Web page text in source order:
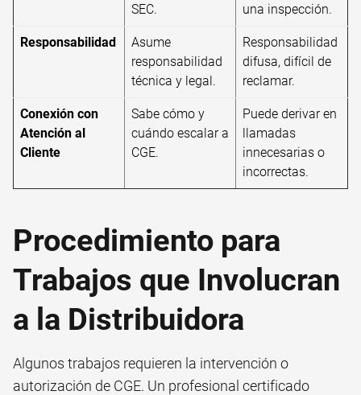
SEC.
una inspección.
Responsabilidad
Asume
responsabilidad
técnica y legal.
Responsabilidad
difusa, difícil de
reclamar.
Conexión con
Atención al
Cliente
Sabe cómo y
cuándo escalar a
CGE.
Puede derivar en
llamadas
innecesarias o
incorrectas.
Procedimiento para
Trabajos que Involucran
a la Distribuidora
Algunos trabajos requieren la intervención o
autorización de CGE. Un profesional certificado